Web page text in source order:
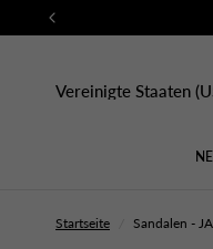
Land/Region
aktualisieren
Startseite Sandalen -